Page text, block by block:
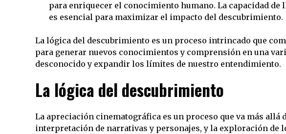
para enriquecer el conocimiento humano. La capacidad
es esencial para maximizar el impacto del descubrimiento.
La lógica del descubrimiento es un proceso intrincado que
para generar nuevos conocimientos y comprensión en una
desconocido y expandir los límites de nuestro entendimiento.
La lógica del descubrimiento
La apreciación cinematográfica es un proceso que va más
interpretación de narrativas y personajes, y la exploración de